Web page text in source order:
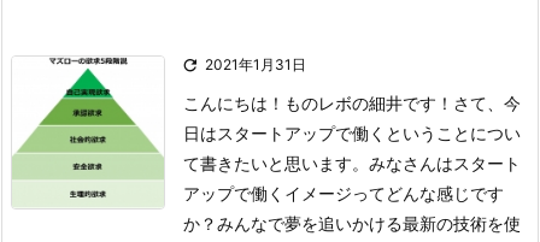
 2021年1月31日
こんにちは！ものレボの細井です！ さて、今
日はスタートアップで働くということについ
て書きたいと思います。みなさんはスタート
アップで働くイメージってどんな感じです
か？みんなで夢を追いかける最新の技術を使